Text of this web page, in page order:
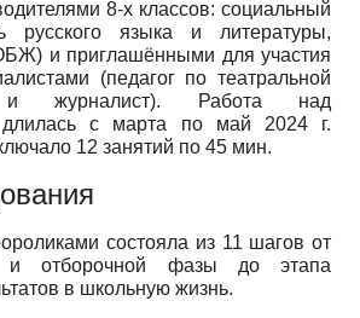
8-х классов: социальный
русского языка и литературы,
и приглашёнными для участия
(педагог по театральной
и журналист). Работа над
длилась с марта по май 2024 г.
12 занятий по 45 мин.
состояла из 11 шагов от
и отборочной фазы до этапа
в школьную жизнь.